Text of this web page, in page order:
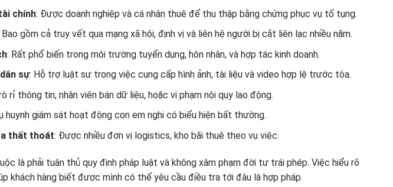
chính: Được doanh nghiệp và cá nhân thuê để thu thập bằng chứng phục vụ tố tụng.
Bao gồm cả truy vết qua mạng xã hội, định vị và liên hệ người bị cắt liên lạc nhiều năm.
: Rất phổ biến trong môi trường tuyển dụng, hôn nhân, và hợp tác kinh doanh.
sự: Hỗ trợ luật sư trong việc cung cấp hình ảnh, tài liệu và video hợp lệ trước tòa.
rỉ thông tin, nhân viên bán dữ liệu, hoặc vi phạm nội quy lao động.
huynh giám sát hoạt động con em nghi có biểu hiện bất thường.
thất thoát: Được nhiều đơn vị logistics, kho bãi thuê theo vụ việc.
là phải tuân thủ quy định pháp luật và không xâm phạm đời tư trái phép. Việc hiểu rõ
khách hàng biết được mình có thể yêu cầu điều tra tới đâu là hợp pháp.